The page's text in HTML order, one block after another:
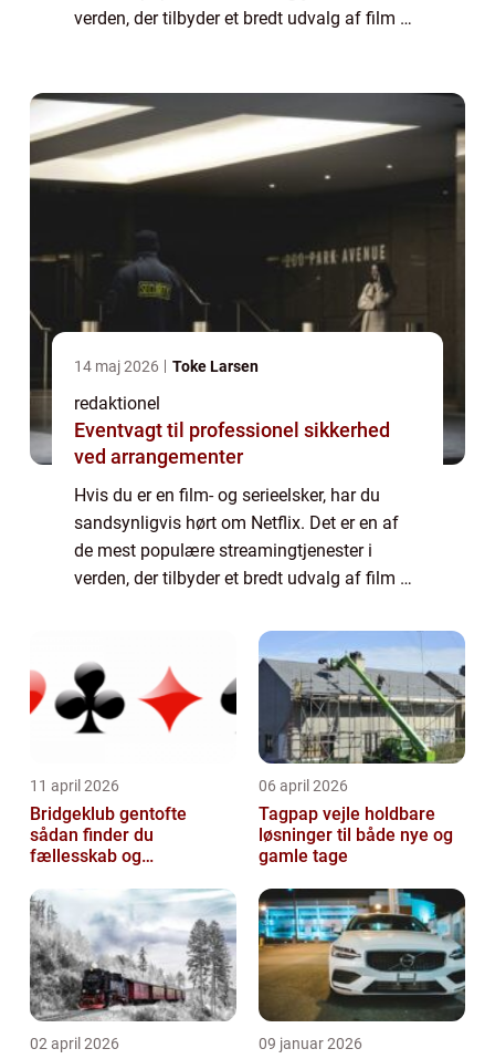
verden, der tilbyder et bredt udvalg af film og
14 maj 2026 Toke Larsen
redaktionel
Eventvagt til professionel sikkerhed
ved arrangementer
Hvis du er en film- og serieelsker, har du
sandsynligvis hørt om Netflix. Det er en af
de mest populære streamingtjenester i
verden, der tilbyder et bredt udvalg af film og
udforske, hvordan film på Netf...
11 april 2026
Bridgeklub gentofte
sådan finder du
fællesskab og
06 april 2026
Tagpap vejle holdbare
løsninger til både nye og
gamle tage
02 april 2026 09 januar 2026